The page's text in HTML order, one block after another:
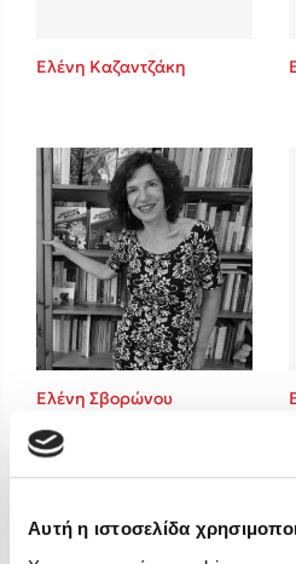
Αυτή η ιστοσελίδα
Sebastian Fitzek
Κατρίνα Τσάνταλη
Lucinda Riley
Mimi Matthews
Benzamin Bécue
Rebecca Yarros
Teo Benedetti
Τζένη Κουτσοδημητροπούλου
Ali Hazelwood
Cori Doerrfeld
Pierdomenico Baccalario
Δανάη Ιμπραχήμ
Ελένη Καζαντζάκη
Ελένη Σβορώνου